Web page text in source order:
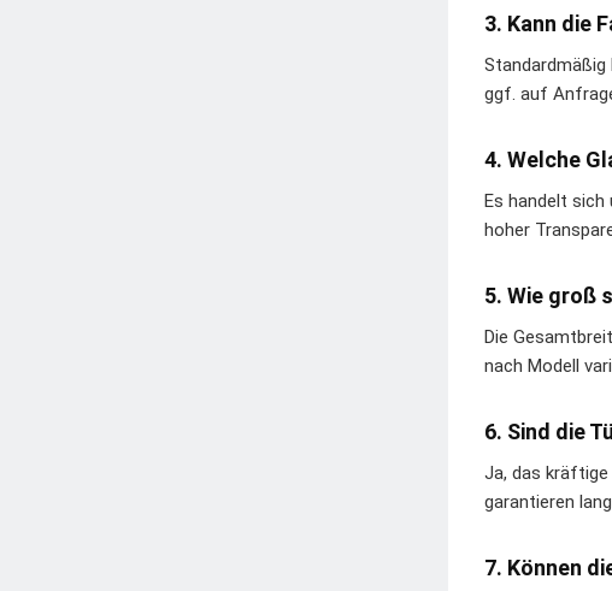
3. Kann die
Standardmäßig
ggf. auf
4. Welche
Es handelt sich
hoher
5. Wie groß
Die
nach Modell
6. Sind die
Ja, das
garantieren
7. Können